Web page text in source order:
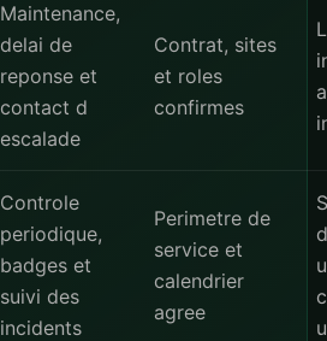
Maintenance,
delai de
reponse et
contact d
escalade
Contrat, sites
et roles
confirmes
Controle
periodique,
badges et
suivi des
incidents
Perimetre de
service et
calendrier
agree